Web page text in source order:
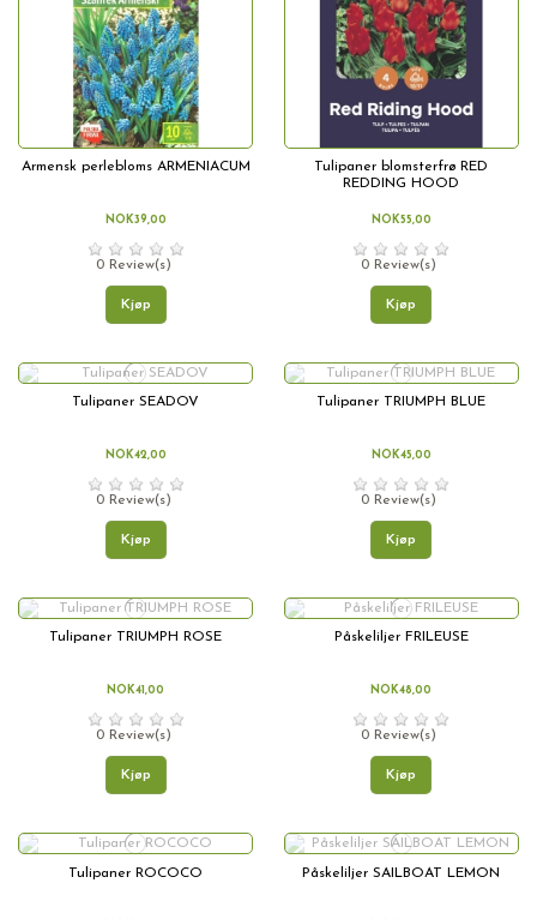
Armensk perlebloms ARMENIACUM
NOK39,00
0 Review(s)
Kjøp
Tulipaner blomsterfrø RED
REDDING HOOD
NOK55,00
0 Review(s)
Kjøp
Tulipaner SEADOV
NOK42,00
0 Review(s)
Kjøp
Tulipaner TRIUMPH BLUE
NOK45,00
0 Review(s)
Kjøp
Tulipaner TRIUMPH ROSE
NOK41,00
0 Review(s)
Kjøp
Påskeliljer FRILEUSE
NOK48,00
0 Review(s)
Kjøp
Tulipaner ROCOCO Påskeliljer SAILBOAT LEMON